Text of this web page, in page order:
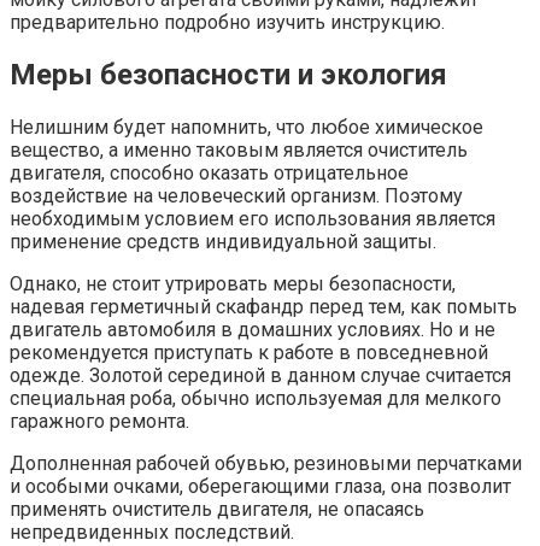
предварительно подробно изучить инструкцию.
Меры безопасности и экология
Нелишним будет напомнить, что любое химическое
вещество, а именно таковым является очиститель
двигателя, способно оказать отрицательное
воздействие на человеческий организм. Поэтому
необходимым условием его использования является
применение средств индивидуальной защиты.
Однако, не стоит утрировать меры безопасности,
надевая герметичный скафандр перед тем, как помыть
двигатель автомобиля в домашних условиях. Но и не
рекомендуется приступать к работе в повседневной
одежде. Золотой серединой в данном случае считается
специальная роба, обычно используемая для мелкого
гаражного ремонта.
Дополненная рабочей обувью, резиновыми перчатками
и особыми очками, оберегающими глаза, она позволит
применять очиститель двигателя, не опасаясь
непредвиденных последствий.